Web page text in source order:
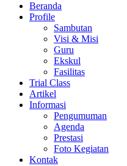
Beranda
Profile
Sambutan
Visi & Misi
Guru
Ekskul
Fasilitas
Trial Class
Artikel
Informasi
Pengumuman
Agenda
Prestasi
Foto Kegiatan
Kontak